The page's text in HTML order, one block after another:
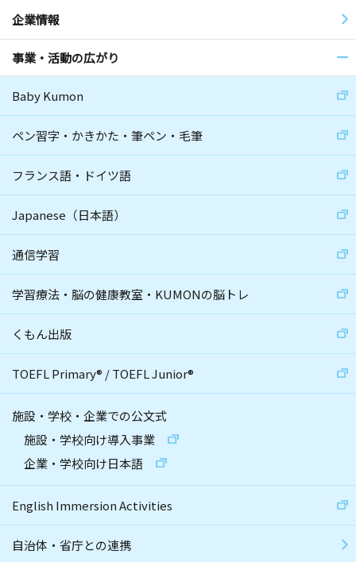
企業情報
事業・活動の広がり
Baby Kumon
ペン習字・かきかた・筆ペン・毛筆
フランス語・ドイツ語
Japanese（日本語）
通信学習
学習療法・脳の健康教室・KUMONの脳トレ
くもん出版
TOEFL Primary® /TOEFL Junior®
施設・学校・企業での公文式
施設・学校向け導入事業
企業・学校向け日本語
English Immersion Activities
自治体・省庁との連携